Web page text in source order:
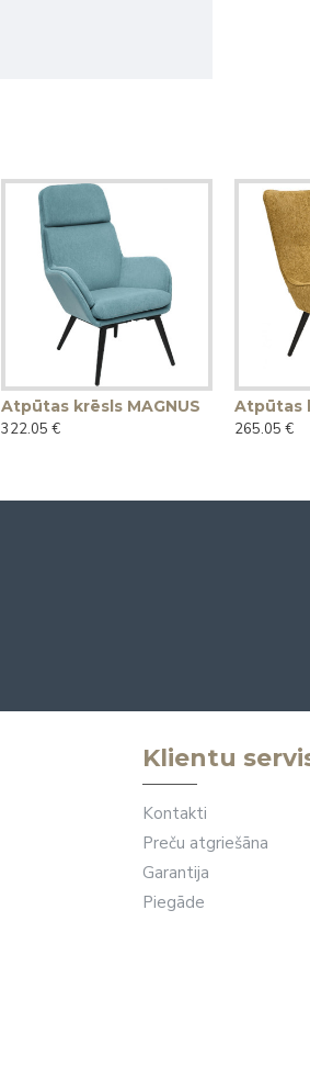
Atpūtas krēsls MAGNUS
322.05 €
Atpūtas
265.05 €
Klientu
Kontakti
Preču atgriešāna
Garantija
Piegāde